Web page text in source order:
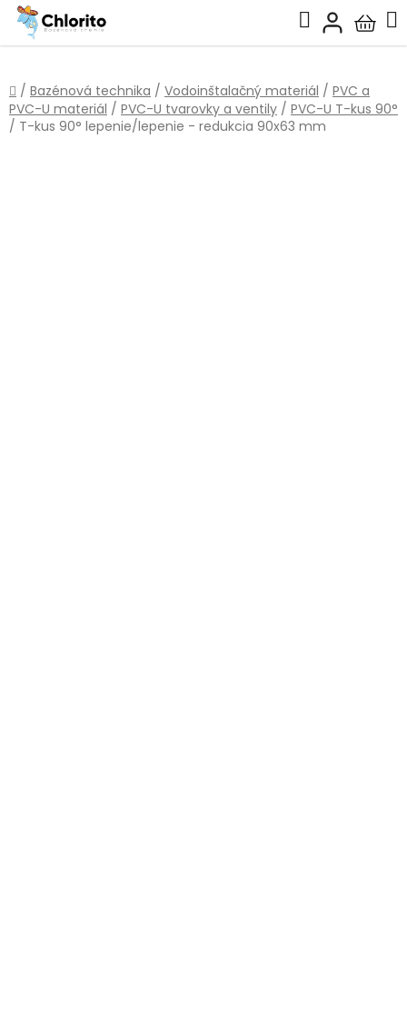
Prejsť
obsah
Hľadať
košík
Domov
/ Bazénová technika / Vodoinštalačný materiál / PVC a
PVC-U materiál / PVC-U tvarovky a ventily / PVC-U T-kus 90°
/ T-kus 90° lepenie/lepenie - redukcia 90x63 mm